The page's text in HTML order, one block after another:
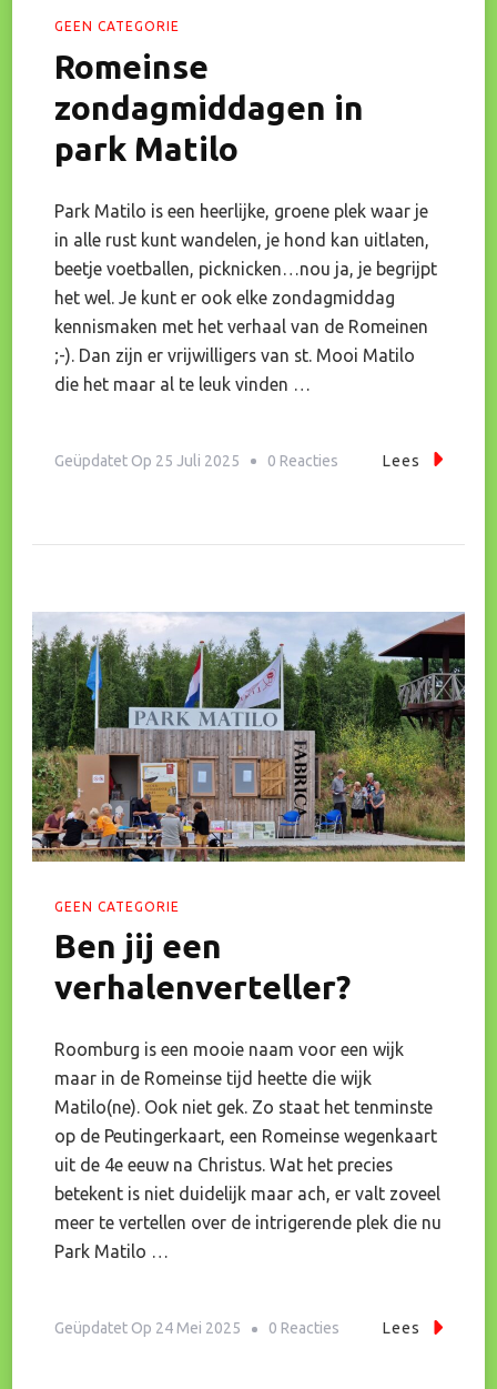
GEEN CATEGORIE
Romeinse
zondagmiddagen in
park Matilo
Park Matilo is een heerlijke, groene plek waar je
in alle rust kunt wandelen, je hond kan uitlaten,
beetje voetballen, picknicken…nou ja, je begrijpt
het wel. Je kunt er ook elke zondagmiddag
kennismaken met het verhaal van de Romeinen
;-). Dan zijn er vrijwilligers van st. Mooi Matilo
die het maar al te leuk vinden …
Geüpdatet Op 25 Juli 2025 0 Reacties Lees
GEEN CATEGORIE
Ben jij een
verhalenverteller?
Roomburg is een mooie naam voor een wijk
maar in de Romeinse tijd heette die wijk
Matilo(ne). Ook niet gek. Zo staat het tenminste
op de Peutingerkaart, een Romeinse wegenkaart
uit de 4e eeuw na Christus. Wat het precies
betekent is niet duidelijk maar ach, er valt zoveel
meer te vertellen over de intrigerende plek die nu
Park Matilo …
Geüpdatet Op 24 Mei 2025 0 Reacties Lees